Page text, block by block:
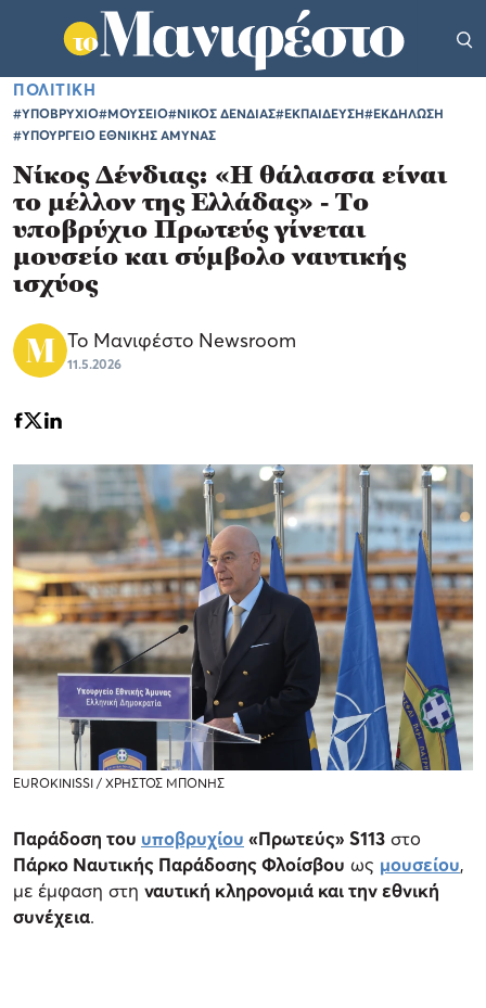
ΠΟΛΙΤΙΚΗ
#ΥΠΟΒΡΥΧΙΟ#ΜΟΥΣΕΙΟ#ΝΙΚΟΣ ΔΕΝΔΙΑΣ#ΕΚΠΑΙΔΕΥΣΗ#ΕΚΔΗΛΩΣΗ
#ΥΠΟΥΡΓΕΙΟ ΕΘΝΙΚΗΣ ΑΜΥΝΑΣ
Νίκος Δένδιας: «Η θάλασσα είναι
το μέλλον της Ελλάδας» - Το
υποβρύχιο Πρωτεύς γίνεται
μουσείο και σύμβολο ναυτικής
ισχύος
Το Μανιφέστο Newsroom
11.5.2026
EUROKINISSI / ΧΡΗΣΤΟΣ ΜΠΟΝΗΣ
Παράδοση του υποβρυχίου «Πρωτεύς» S113 στο
Πάρκο Ναυτικής Παράδοσης Φλοίσβου ως μουσείου,
με έμφαση στη ναυτική κληρονομιά και την εθνική
συνέχεια.